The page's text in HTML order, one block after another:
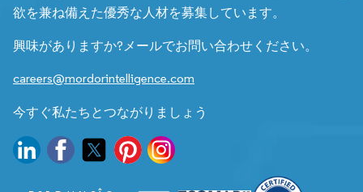
欲を兼ね備えた優秀な人材を募集しています。
興味がありますか?メールでお問い合わせください。
careers@mordorintelligence.com
今すぐ私たちとつながりましょう